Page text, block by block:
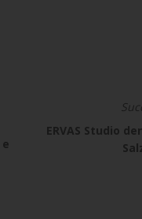
ERVAS Studio